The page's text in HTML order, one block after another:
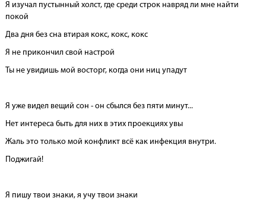
Я изучал пустынный холст, где среди строк навряд ли мне найти
покой
Два дня без сна втирая кокс, кокс, кокс
Я не прикончил свой настрой
Ты не увидишь мой восторг, когда они ниц упадут
Я уже видел вещий сон - он сбылся без пяти минут...
Нет интереса быть для них в этих проекциях увы
Жаль это только мой конфликт всё как инфекция внутри.
Поджигай!
Я пишу твои знаки, я учу твои знаки